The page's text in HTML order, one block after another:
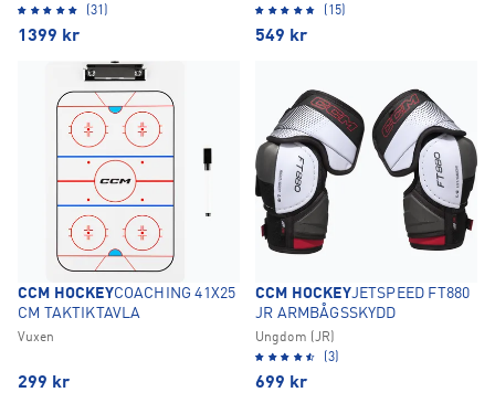
(31)
1399 kr
(15)
549 kr
CCM HOCKEYCOACHING 41X25
CM TAKTIKTAVLA
Vuxen
299 kr
CCM HOCKEYJETSPEED FT880
JR ARMBÅGSSKYDD
Ungdom (JR)
(3)
699 kr